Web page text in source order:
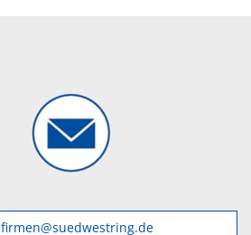
firmen@suedwestring.de